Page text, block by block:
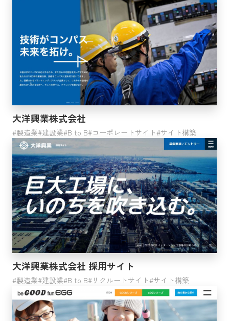
サイト構築
Webコンサルティング
戦略的SEOコンサルティング
Webサイト運営・運用
クラウドインテグレーション
検索する
大洋興業株式会社
製造業 建設業 B to B コーポレートサイト サイト構築
大洋興業株式会社 採用サイト
製造業 建設業 B to B リクルートサイト サイト構築